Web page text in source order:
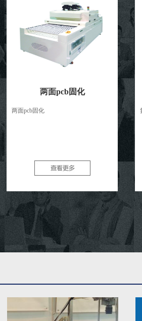
两面pcb固化
pcb固化 氮气净化